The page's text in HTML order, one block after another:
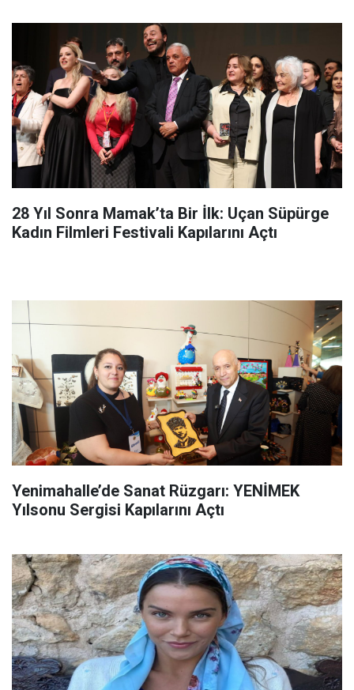
28 Yıl Sonra Mamak’ta Bir İlk: Uçan Süpürge
Kadın Filmleri Festivali Kapılarını Açtı
Yenimahalle’de Sanat Rüzgarı: YENİMEK
Yılsonu Sergisi Kapılarını Açtı